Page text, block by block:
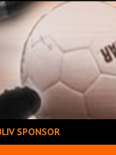
SPONSOR